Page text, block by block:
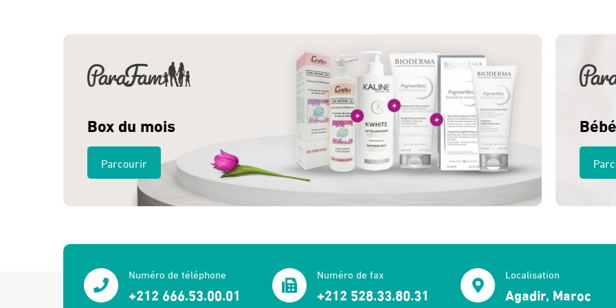
Box du mois
Parcourir
Numéro de téléphone
+212 666.53.00.01
Numéro de fax
+212 528.33.80.31
Localisation
Agadir, Maroc